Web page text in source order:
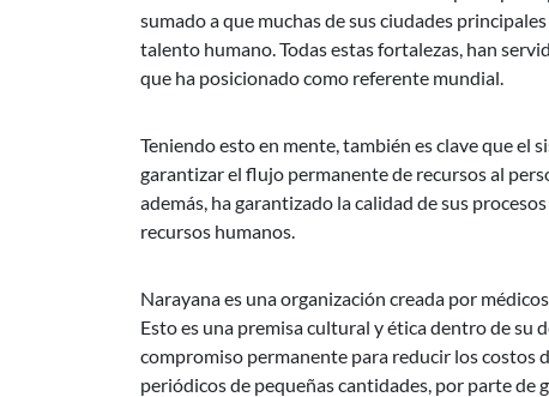
sumado a que muchas de sus ciudades
talento humano. Todas estas fortalezas, han
que ha posicionado como referente mundial.
Teniendo esto en mente, también es clave que el
garantizar el flujo permanente de recursos al
además, ha garantizado la calidad de sus
recursos humanos.
Narayana es una organización creada por
Esto es una premisa cultural y ética dentro de su
compromiso permanente para reducir los costos
periódicos de pequeñas cantidades, por parte